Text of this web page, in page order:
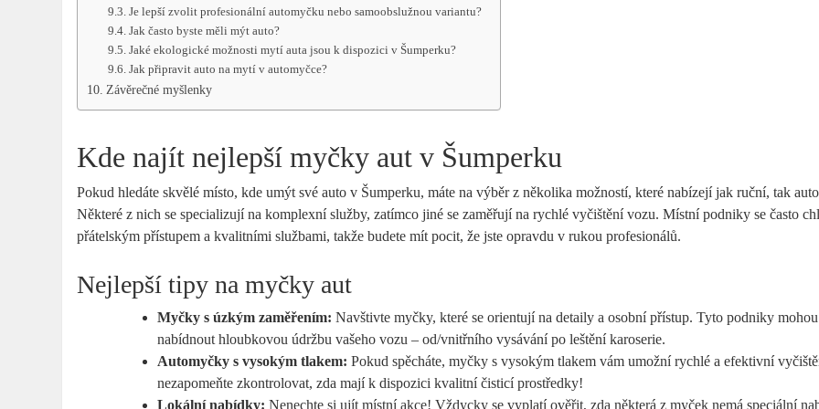
Je lepší zvolit profesionální automyčku nebo samoobslužnou variantu?
Jak​ často byste měli mýt auto?
Jaké ekologické možnosti mytí auta jsou k dispozici v Šumperku?
Jak připravit​ auto na mytí v ‌automyčce?
Závěrečné​ myšlenky
Kde najít nejlepší myčky aut⁢ v Šumperku
Pokud hledáte skvělé místo, kde⁢ umýt své auto v Šumperku, máte⁤ na výběr z ‍několika‍ možností, které⁣ nabízejí jak ruční, tak
Některé z nich⁢ se specializují ⁢na⁣ komplexní služby,‌ zatímco jiné se ⁤zaměřují na⁢ rychlé vyčištění⁣ vozu. ​Místní podniky se‌ často​
přátelským přístupem a ⁣kvalitními službami, takže‌ budete mít pocit, že jste opravdu ⁤v rukou profesionálů.
Nejlepší tipy na ‌myčky aut
Myčky s ​úzkým zaměřením: Navštivte myčky, které se orientují na detaily a osobní přístup. Tyto podniky mohou
nabídnout hloubkovou údržbu ⁢vašeho vozu‍ – od/vnitřního vysávání po leštění karoserie.
Automyčky s vysokým⁤ tlakem: Pokud spěcháte,⁤ myčky s vysokým tlakem vám⁣ umožní⁤ rychlé a efektivní
nezapomeňte zkontrolovat,⁢ zda ‌mají ​k dispozici ⁣kvalitní čisticí prostředky!
Lokální ⁢nabídky: Nenechte ⁢si ujít místní akce! Vždycky se‌ vyplatí ověřit, zda některá z myček nemá speciální